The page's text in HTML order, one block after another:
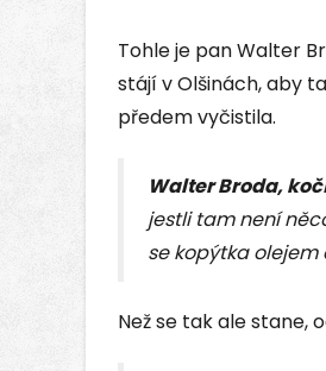
Tohle je pan Walter
stájí v Olšinách, aby
předem vyčistila.
Walter Broda,
jestli tam není
se kopýtka olejem
Než se tak ale stane,